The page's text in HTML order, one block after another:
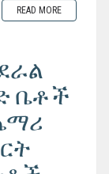
READ MORE
ቤቶች